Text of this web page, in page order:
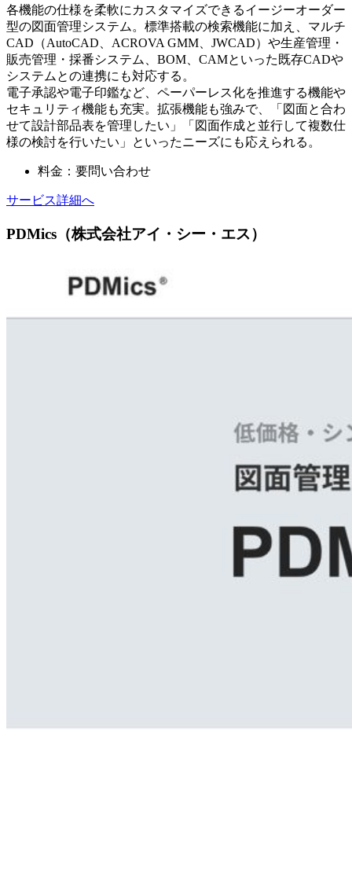
各機能の仕様を柔軟にカスタマイズできるイージーオーダー
型の図面管理システム。標準搭載の検索機能に加え、マルチ
CAD（AutoCAD、ACROVA GMM、JWCAD）や生産管理・
販売管理・採番システム、BOM、CAMといった既存CADや
システムとの連携にも対応する。
電子承認や電子印鑑など、ペーパーレス化を推進する機能や
セキュリティ機能も充実。拡張機能も強みで、「図面と合わ
せて設計部品表を管理したい」「図面作成と並行して複数仕
様の検討を行いたい」といったニーズにも応えられる。
料金：要問い合わせ
サービス詳細へ
PDMics（株式会社アイ・シー・エス）